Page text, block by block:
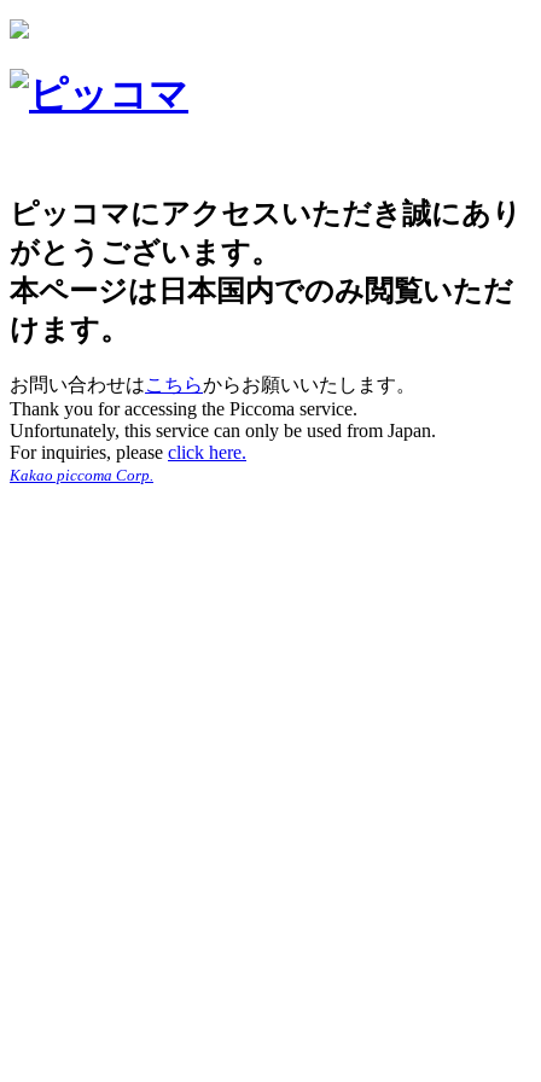
ピッコマにアクセスいただき誠にあり
がとうございます。
本ページは日本国内でのみ閲覧いただ
けます。
お問い合わせはこちらからお願いいたします。
Thank you for accessing the Piccoma service.
Unfortunately, this service can only be used from Japan.
For inquiries, please click here.
Kakao piccoma Corp.